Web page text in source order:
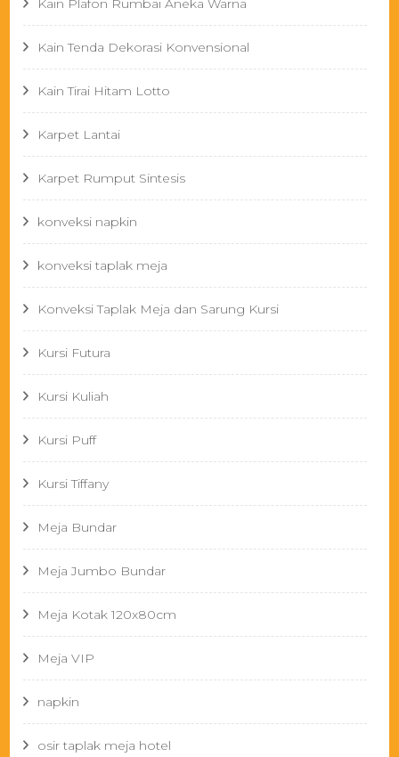
Kain Plafon Rumbai Aneka Warna
Kain Tenda Dekorasi Konvensional
Kain Tirai Hitam Lotto
Karpet Lantai
Karpet Rumput Sintesis
konveksi napkin
konveksi taplak meja
Konveksi Taplak Meja dan Sarung Kursi
Kursi Futura
Kursi Kuliah
Kursi Puff
Kursi Tiffany
Meja Bundar
Meja Jumbo Bundar
Meja Kotak 120x80cm
Meja VIP
napkin
osir taplak meja hotel